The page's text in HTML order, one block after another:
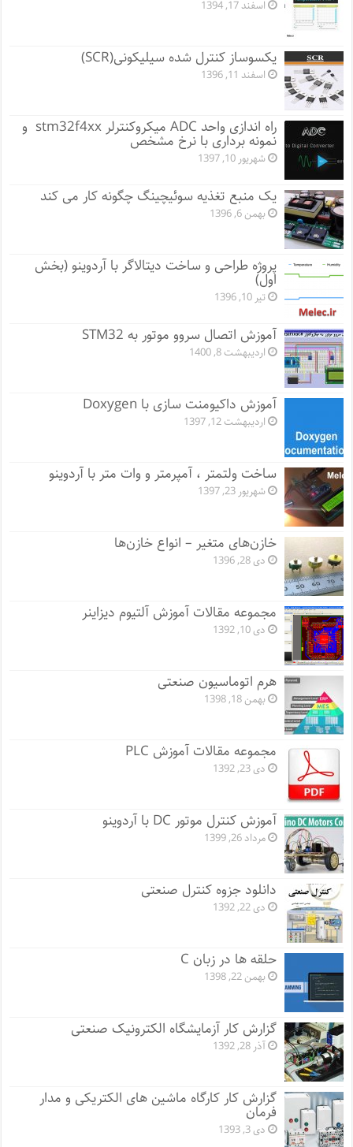
اسفند 17, 1394
یکسوساز کنترل شده سیلیکونی(SCR)
اسفند 11, 1396
راه اندازی واحد ADC میکروکنترلر stm32f4xx و
نمونه برداری با نرخ مشخص
شهریور 10, 1397
یک منبع تغذیه سوئیچینگ چگونه کار می کند
بهمن 6, 1396
پروژه طراحی و ساخت دیتالاگر با آردوینو (بخش
اول)
تیر 10, 1396
آموزش اتصال سروو موتور به STM32
اردیبهشت 8, 1400
آموزش داکیومنت سازی با Doxygen
اردیبهشت 12, 1397
ساخت ولتمتر ، آمپرمتر و وات متر با آردوینو
شهریور 23, 1397
خازن‌های متغیر – انواع خازن‌ها
دی 28, 1396
مجموعه مقالات آموزش آلتیوم دیزاینر
دی 10, 1392
هرم اتوماسیون صنعتی
بهمن 18, 1398
مجموعه مقالات آموزش PLC
دی 23, 1392
آموزش کنترل موتور DC با آردوینو
مرداد 26, 1399
دانلود جزوه کنترل صنعتی
دی 22, 1392
حلقه ها در زبان C
بهمن 22, 1398
گزارش کار آزمایشگاه الکترونیک صنعتی
آذر 28, 1392
گزارش کار کارگاه ماشین های الکتریکی و مدار
فرمان
دی 3, 1393